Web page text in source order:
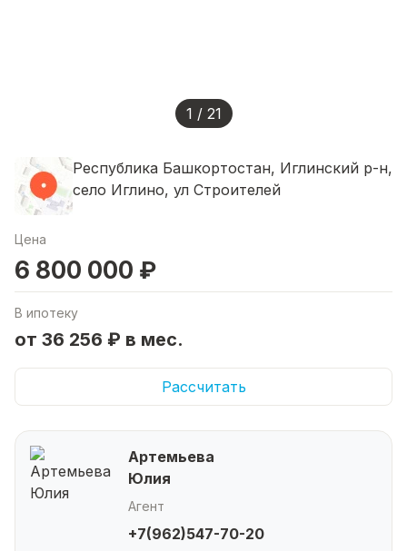
1 / 21
Республика Башкортостан, Иглинский р-н,
село Иглино, ул Строителей
Цена
6 800 000 ₽
В ипотеку
от 36 256 ₽ в мес.
Рассчитать
Артемьева
Юлия
Агент
+7(962)547-70-20